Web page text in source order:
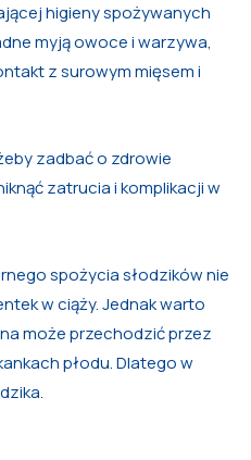
higieny spożywanych
myją owoce i warzywa,
z surowym mięsem i
zadbać o zdrowie
zatrucia i komplikacji w
spożycia słodzików nie
w ciąży. Jednak warto
może przechodzić przez
płodu. Dlatego w